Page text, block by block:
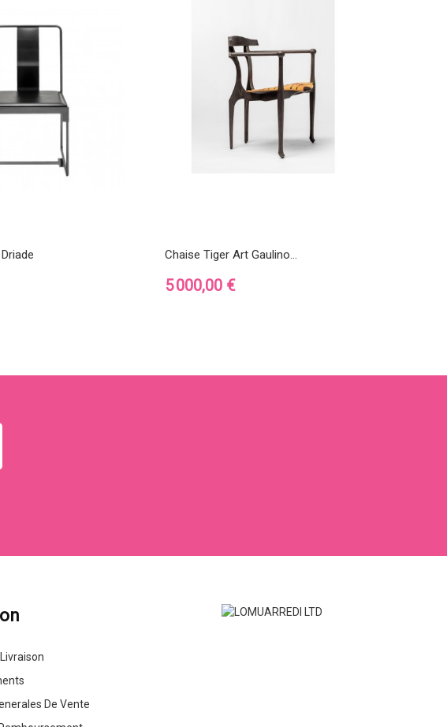
Chaise Tiger Art Gaulino...
Prix
5 000,00 €
De Vente